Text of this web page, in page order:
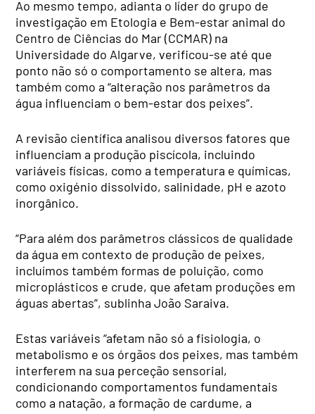
Ao mesmo tempo, adianta o líder do grupo de
investigação em Etologia e Bem-estar animal do
Centro de Ciências do Mar (CCMAR) na
Universidade do Algarve, verificou-se até que
ponto não só o comportamento se altera, mas
também como a “alteração nos parâmetros da
água influenciam o bem-estar dos peixes”.
A revisão científica analisou diversos fatores que
influenciam a produção piscícola, incluindo
variáveis físicas, como a temperatura e químicas,
como oxigénio dissolvido, salinidade, pH e azoto
inorgânico.
“Para além dos parâmetros clássicos de qualidade
da água em contexto de produção de peixes,
incluímos também formas de poluição, como
microplásticos e crude, que afetam produções em
águas abertas”, sublinha João Saraiva.
Estas variáveis “afetam não só a fisiologia, o
metabolismo e os órgãos dos peixes, mas também
interferem na sua perceção sensorial,
condicionando comportamentos fundamentais
como a natação, a formação de cardume, a